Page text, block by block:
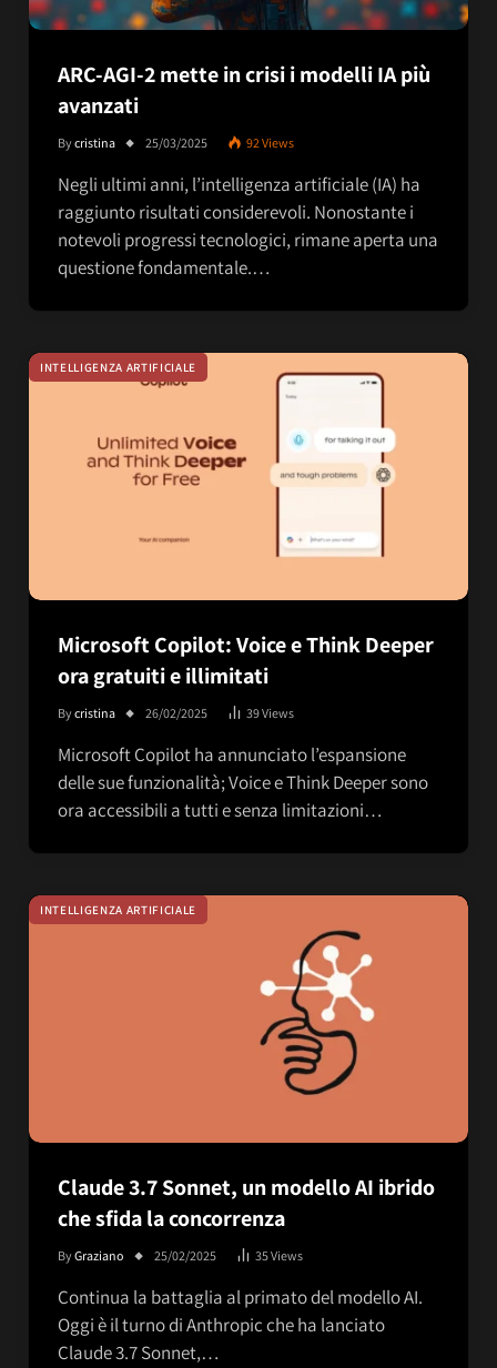
ARC-AGI-2 mette in crisi i modelli IA più
avanzati
Bycristina 25/03/2025 92Views
Negli ultimi anni, l’intelligenza artificiale (IA) ha
raggiunto risultati considerevoli. Nonostante i
notevoli progressi tecnologici, rimane aperta una
questione fondamentale.…
INTELLIGENZA ARTIFICIALE
Microsoft Copilot: Voice e Think Deeper
ora gratuiti e illimitati
Bycristina 26/02/2025 39Views
Microsoft Copilot ha annunciato l’espansione
delle sue funzionalità; Voice e Think Deeper sono
ora accessibili a tutti e senza limitazioni…
INTELLIGENZA ARTIFICIALE
Claude 3.7 Sonnet, un modello AI ibrido
che sfida la concorrenza
ByGraziano 25/02/2025 35Views
Continua la battaglia al primato del modello AI.
Oggi è il turno di Anthropic che ha lanciato
Claude 3.7 Sonnet,…